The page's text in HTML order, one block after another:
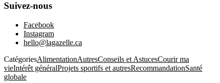
Suivez-nous
Facebook
Instagram
hello@lagazelle.ca
CatégoriesAlimentationAutresConseils et AstucesCourir ma
vieIntérêt généralProjets sportifs et autresRecommandationSanté
globale